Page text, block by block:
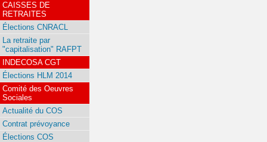
CAISSES DE
RETRAITES
Élections CNRACL
La retraite par
"capitalisation" RAFPT
INDECOSA CGT
Élections HLM 2014
Comité des Oeuvres
Sociales
Actualité du COS
Contrat prévoyance
Élections COS